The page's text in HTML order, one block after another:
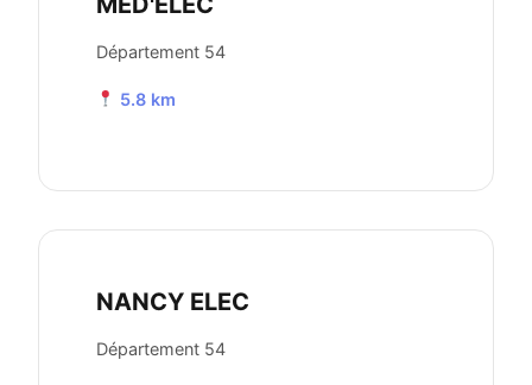
Département 54
5.8 km
NANCY ELEC
Département 54